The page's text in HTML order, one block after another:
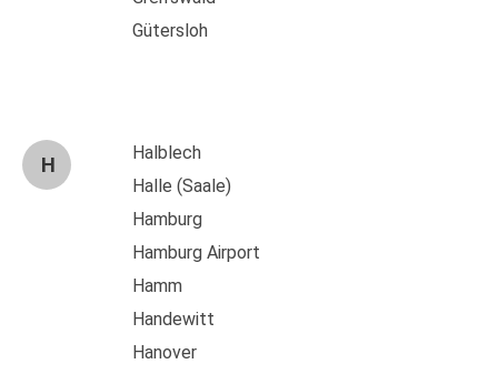
Gütersloh
H
Halblech
Halle (Saale)
Hamburg
Hamburg Airport
Hamm
Handewitt
Hanover